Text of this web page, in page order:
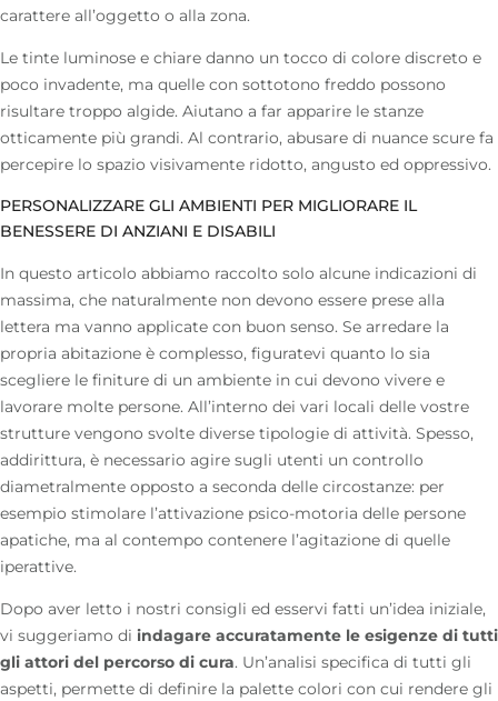
carattere all’oggetto o alla zona.
Le tinte luminose e chiare danno un tocco di colore discreto e
poco invadente, ma quelle con sottotono freddo possono
risultare troppo algide. Aiutano a far apparire le stanze
otticamente più grandi. Al contrario, abusare di nuance scure fa
percepire lo spazio visivamente ridotto, angusto ed oppressivo.
PERSONALIZZARE GLI AMBIENTI PER MIGLIORARE IL
BENESSERE DI ANZIANI E DISABILI
In questo articolo abbiamo raccolto solo alcune indicazioni di
massima, che naturalmente non devono essere prese alla
lettera ma vanno applicate con buon senso. Se arredare la
propria abitazione è complesso, figuratevi quanto lo sia
scegliere le finiture di un ambiente in cui devono vivere e
lavorare molte persone. All’interno dei vari locali delle vostre
strutture vengono svolte diverse tipologie di attività. Spesso,
addirittura, è necessario agire sugli utenti un controllo
diametralmente opposto a seconda delle circostanze: per
esempio stimolare l’attivazione psico-motoria delle persone
apatiche, ma al contempo contenere l’agitazione di quelle
iperattive.
Dopo aver letto i nostri consigli ed esservi fatti un’idea iniziale,
vi suggeriamo di indagare accuratamente le esigenze di tutti
gli attori del percorso di cura. Un’analisi specifica di tutti gli
aspetti, permette di definire la palette colori con cui rendere gli